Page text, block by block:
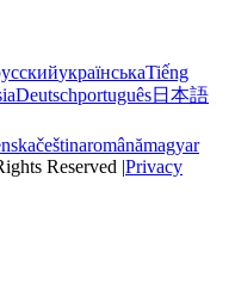
українськаTiếng
Deutschportuguês日本語
češtinaromânămagyar
Reserved |Privacy